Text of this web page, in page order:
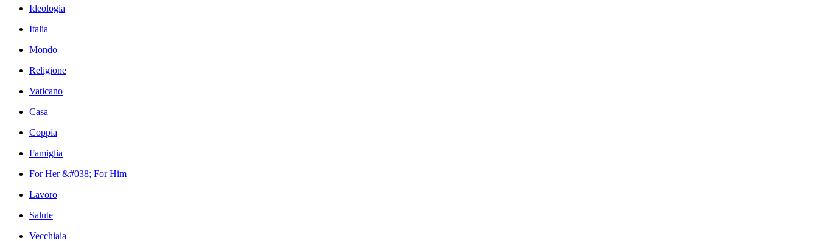
Ideologia
Italia
Mondo
Religione
Vaticano
Casa
Coppia
Famiglia
For Her &#038; For Him
Lavoro
Salute
Vecchiaia